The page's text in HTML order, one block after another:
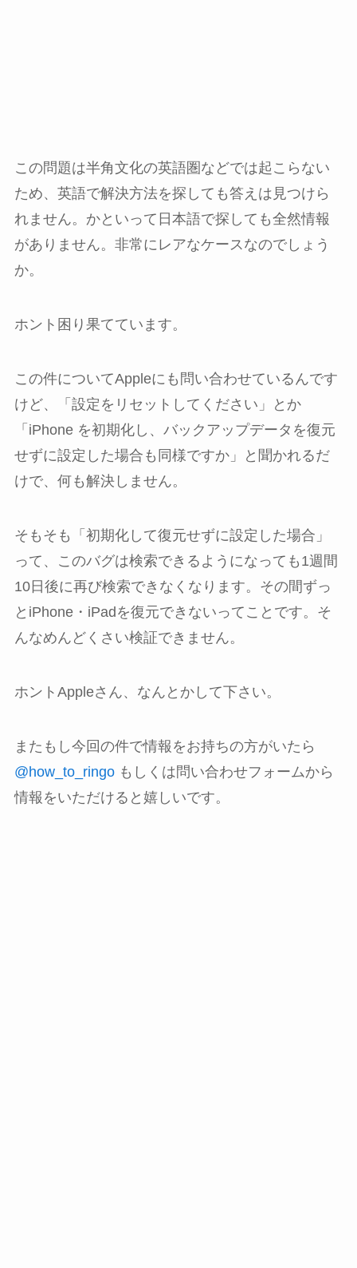
この問題は半角文化の英語圏などでは起こらない
ため、英語で解決方法を探しても答えは見つけら
れません。かといって日本語で探しても全然情報
がありません。非常にレアなケースなのでしょう
か。
ホント困り果てています。
この件についてAppleにも問い合わせているんです
けど、「設定をリセットしてください」とか
「iPhone を初期化し、バックアップデータを復元
せずに設定した場合も同様ですか」と聞かれるだ
けで、何も解決しません。
そもそも「初期化して復元せずに設定した場合」
って、このバグは検索できるようになっても1週間
10日後に再び検索できなくなります。その間ずっ
とiPhone・iPadを復元できないってことです。そ
んなめんどくさい検証できません。
ホントAppleさん、なんとかして下さい。
またもし今回の件で情報をお持ちの方がいたら
@how_to_ringoもしくは問い合わせフォームから
情報をいただけると嬉しいです。